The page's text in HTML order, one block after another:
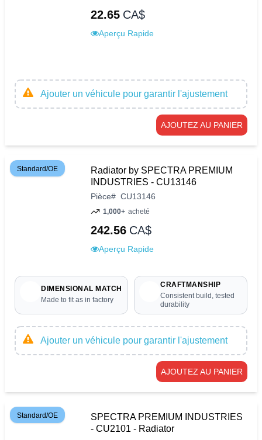
22.65 CA$
Aperçu Rapide
Ajouter un véhicule pour garantir l'ajustement
AJOUTEZ AU PANIER
Standard/OE
Radiator by SPECTRA PREMIUM
INDUSTRIES - CU13146
Pièce# CU13146
1,000+ acheté
242.56 CA$
Aperçu Rapide
DIMENSIONAL MATCH
Made to fit as in factory
CRAFTMANSHIP
Consistent build, tested
durability
Ajouter un véhicule pour garantir l'ajustement
AJOUTEZ AU PANIER
Standard/OE
SPECTRA PREMIUM INDUSTRIES
- CU2101 - Radiator